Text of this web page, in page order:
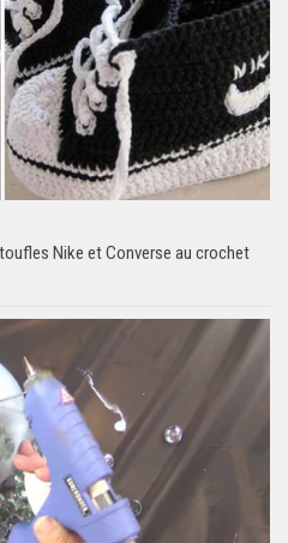
Nike et Converse au crochet